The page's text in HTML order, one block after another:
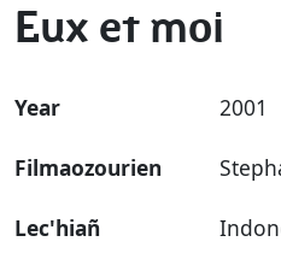
Eux et moi
Year 2001
Filmaozourien
Lec'hiañ